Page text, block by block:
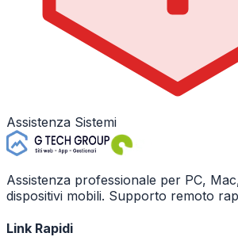
Assistenza Sistemi
Assistenza professionale per PC,
dispositivi mobili. Supporto remoto
Link Rapidi